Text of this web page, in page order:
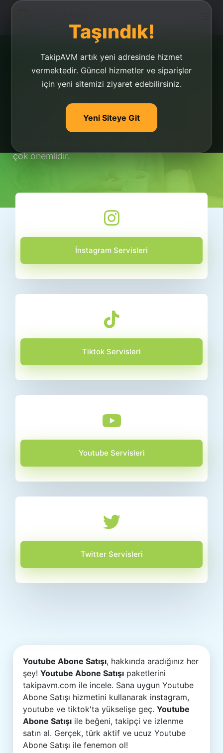
Taşındık!
TakipAVM artık yeni adresinde hizmet
vermektedir. Güncel hizmetler ve siparişler
için yeni sitemizi ziyaret edebilirsiniz.
Yeni Siteye Git
Youtube Abone Satışı
Youtube abone satışı için kanalınıza
takipavm.com ile sınırsız sayıda abone
çok önemlidir.
İnstagram Servisleri
Tiktok Servisleri
Youtube Servisleri
Twitter Servisleri
Youtube Abone Satışı, hakkında aradığınız her
şey!Youtube Abone Satışı paketlerini
takipavm.com ile incele. Sana uygun Youtube
Abone Satışı hizmetini kullanarak instagram,
youtube ve tiktok'ta yükselişe geç.Youtube
Abone Satışı ile beğeni, takipçi ve izlenme
satın al. Gerçek, türk aktif ve ucuz Youtube
Abone Satışı ile fenemon ol!